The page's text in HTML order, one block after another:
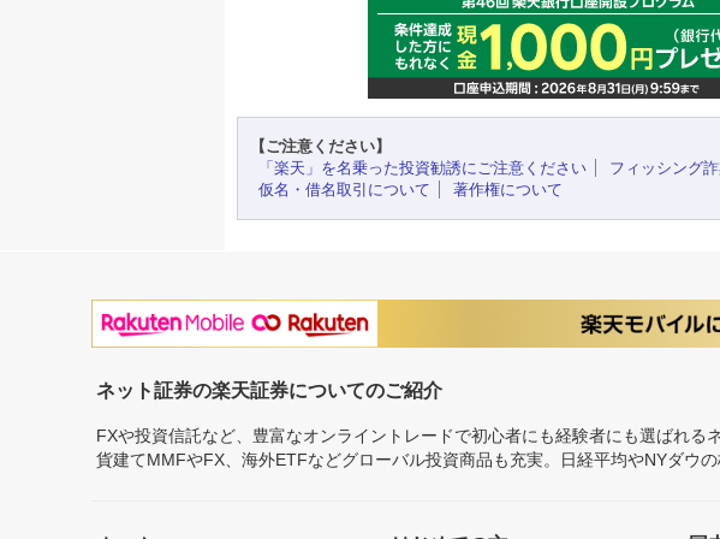
【ご注意ください】
「楽天」を名乗った投資勧誘にご注意ください
フィッシング
仮名・借名取引について
著作権について
ネット証券の楽天証券についてのご紹介
FXや投資信託など、豊富なオンライントレードで初心者にも経験者にも選ばれ
貨建てMMFやFX、海外ETFなどグローバル投資商品も充実。日経平均やNYダウの